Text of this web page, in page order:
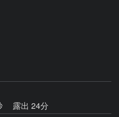
露出 24分